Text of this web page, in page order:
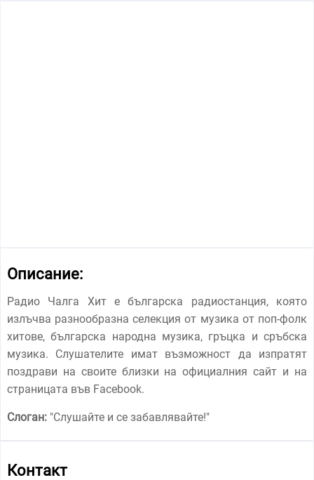
Описание:
Радио Чалга Хит е българска радиостанция, която
излъчва разнообразна селекция от музика от поп-фолк
хитове, българска народна музика, гръцка и сръбска
музика. Слушателите имат възможност да изпратят
поздрави на своите близки на официалния сайт и на
страницата във Facebook.
Слоган: "Слушайте и се забавлявайте!"
Контакт